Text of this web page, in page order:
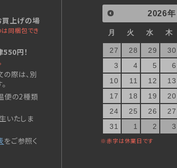
買上げの場
同梱包でき
円！
際は、別
便の2種類
いたしま
をご参照く
2026年
月 火 水 木
27 28 29 30
3
4 5 6
10
11 12 13
17
18 19 20
24
25 26 27
31
1 2 3